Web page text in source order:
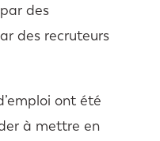
des
des recruteurs
ont été
à mettre en